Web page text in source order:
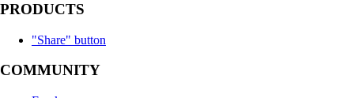
PRODUCTS
"Share" button
COMMUNITY